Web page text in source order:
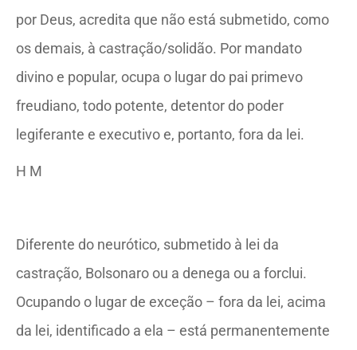
por Deus, acredita que não está submetido, como
os demais, à castração/solidão. Por mandato
divino e popular, ocupa o lugar do pai primevo
freudiano, todo potente, detentor do poder
legiferante e executivo e, portanto, fora da lei.
H M
Diferente do neurótico, submetido à lei da
castração, Bolsonaro ou a denega ou a forclui.
Ocupando o lugar de exceção – fora da lei, acima
da lei, identificado a ela – está permanentemente